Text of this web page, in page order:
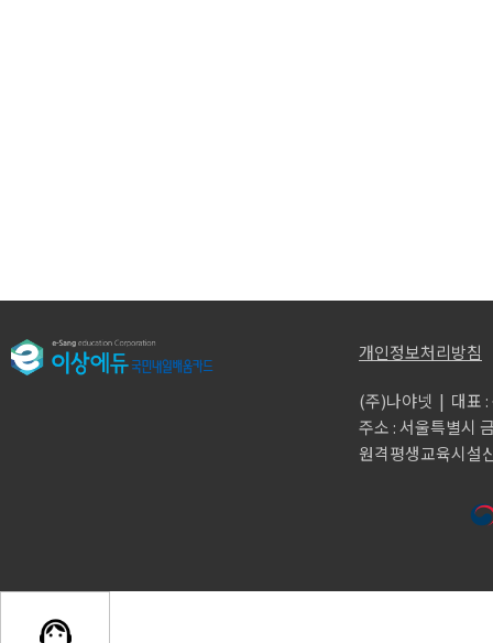
개인정보처리방침
(주)나야넷 | 대표 :
주소 : 서울특별시
원격평생교육시설